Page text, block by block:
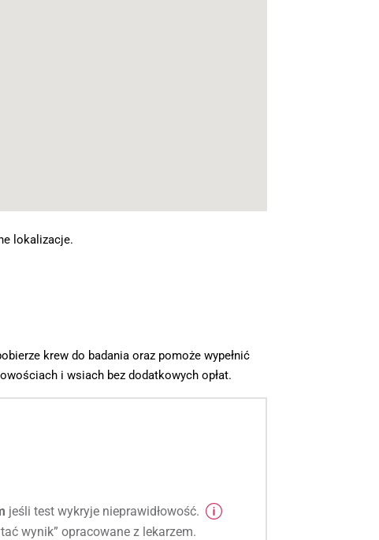
lokalizacje.
krew do badania oraz pomoże wypełnić
i wsiach bez dodatkowych opłat.
jeśli test wykryje nieprawidłowość.
wynik” opracowane z lekarzem.